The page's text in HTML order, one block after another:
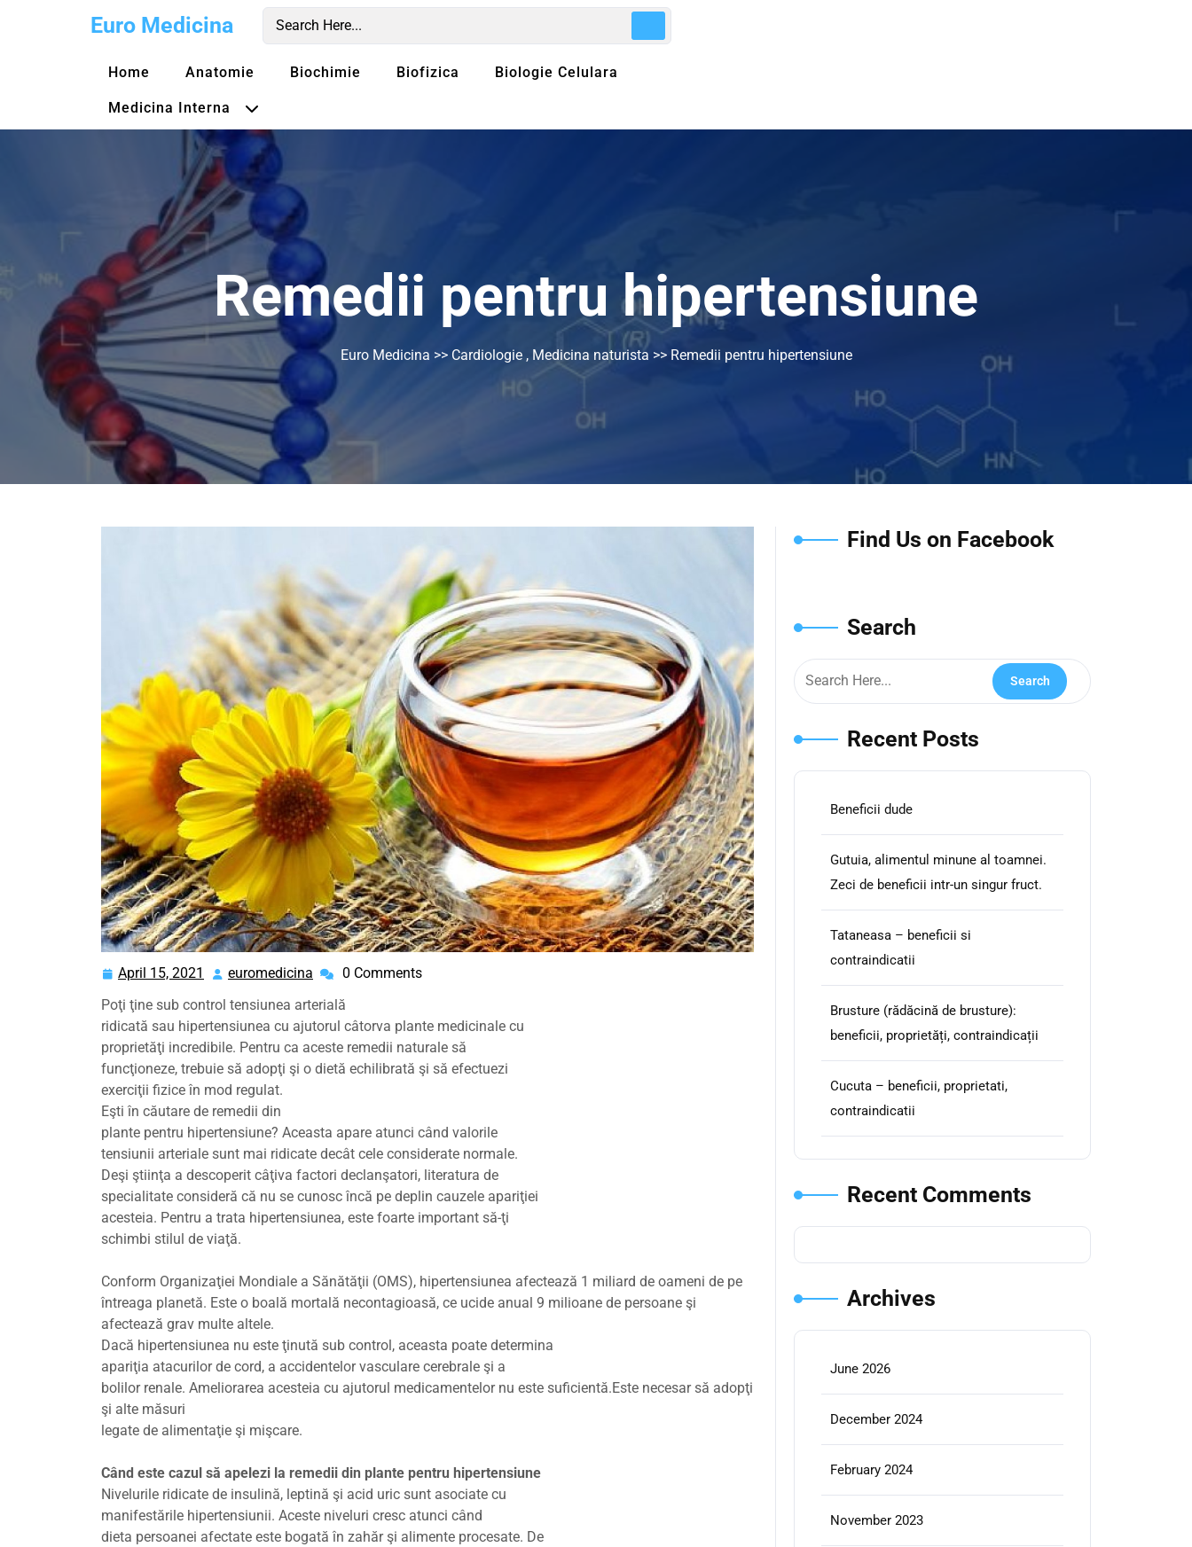
Euro Medicina
Home Anatomie Biochimie Biofizica Biologie Celulara
Medicina Interna
Remedii pentru hipertensiune
Euro Medicina >> Cardiologie, Medicina naturista >> Remedii pentru hipertensiune
April 15, 2021
Aprileuromedicina euromedicina
0 Comments
Poţi ţine sub control tensiunea arterială
ridicată sau hipertensiunea cu ajutorul câtorva plante medicinale cu
proprietăţi incredibile. Pentru ca aceste remedii naturale să
funcţioneze, trebuie să adopţi şi o dietă echilibrată şi să efectuezi
exerciţii fizice în mod regulat.
Eşti în căutare de remedii din
plante pentru hipertensiune? Aceasta apare atunci când valorile
tensiunii arteriale sunt mai ridicate decât cele considerate normale.
Deşi ştiinţa a descoperit câţiva factori declanşatori, literatura de
specialitate consideră că nu se cunosc încă pe deplin cauzele apariţiei
acesteia. Pentru a trata hipertensiunea, este foarte important să-ţi
schimbi stilul de viaţă.
Conform Organizaţiei Mondiale a Sănătăţii (OMS), hipertensiunea afectează 1 miliard de oameni de pe
întreaga planetă. Este o boală mortală necontagioasă, ce ucide anual 9 milioane de persoane şi
afectează grav multe altele.
Dacă hipertensiunea nu este ţinută sub control, aceasta poate determina
apariţia atacurilor de cord, a accidentelor vasculare cerebrale şi a
bolilor renale. Ameliorarea acesteia cu ajutorul medicamentelor nu este suficientă.Este necesar să adopţi
şi alte măsuri
legate de alimentaţie şi mişcare.
Când este cazul să apelezi la remedii din plante pentru hipertensiune
Nivelurile ridicate de insulină, leptină şi acid uric sunt asociate cu
manifestările hipertensiunii. Aceste niveluri cresc atunci când
dieta persoanei afectate este bogată în zahăr şi alimente procesate. De
Find Us on Facebook
Search
Recent Posts
Beneficii dude
Gutuia, alimentul minune al toamnei.
Zeci de beneficii intr-un singur fruct.
Tataneasa – beneficii si
contraindicatii
Brusture (rădăcină de brusture):
beneficii, proprietăți, contraindicații
Cucuta – beneficii, proprietati,
contraindicatii
Recent Comments
Archives
June 2026
December 2024
February 2024
November 2023